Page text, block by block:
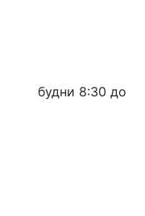
будни 8:30 до